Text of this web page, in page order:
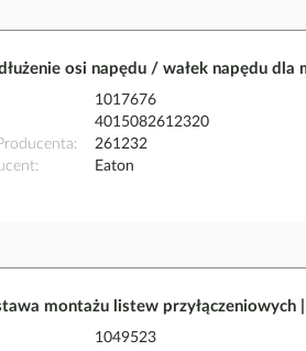
osi napędu / wałek napędu
1017676
4015082612320
261232
Eaton
montażu listew przyłączeniowych
1049523